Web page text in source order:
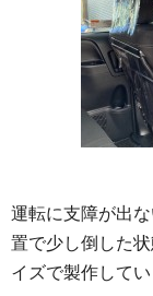
運転に支障が出
置で少し倒した
イズで製作してい